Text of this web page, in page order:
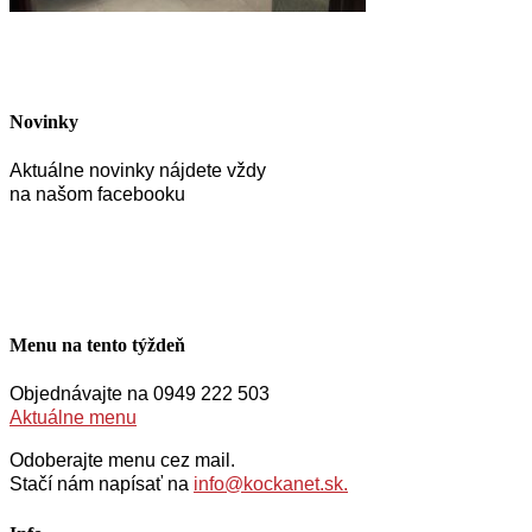
Novinky
Aktuálne novinky nájdete vždy
na našom facebooku
Menu na tento týždeň
Objednávajte na 0949 222 503
Aktuálne menu
Odoberajte menu cez mail.
Stačí nám napísať na info@kockanet.sk.